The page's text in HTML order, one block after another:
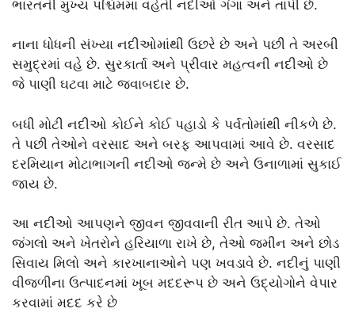
ભારતની મુખ્ય પશ્ચિમમાં વહેતી નદીઓ ગંગા અને તાપી છે.
નાના ધોધની સંખ્યા નદીઓમાંથી ઉછરે છે અને પછી તે અરબી
સમુદ્રમાં વહે છે. સુરકાર્તા અને પ્રીવાર મહત્વની નદીઓ છે
જે પાણી ઘટવા માટે જવાબદાર છે.
બધી મોટી નદીઓ કોઈને કોઈ પહાડો કે પર્વતોમાંથી નીકળે છે.
તે પછી તેઓને વરસાદ અને બરફ આપવામાં આવે છે. વરસાદ
દરમિયાન મોટાભાગની નદીઓ જન્મે છે અને ઉનાળામાં સુકાઈ
જાય છે.
આ નદીઓ આપણને જીવન જીવવાની રીત આપે છે. તેઓ
જંગલો અને ખેતરોને હરિયાળા રાખે છે, તેઓ જમીન અને છોડ
સિવાય મિલો અને કારખાનાઓને પણ ખવડાવે છે. નદીનું પાણી
વીજળીના ઉત્પાદનમાં ખૂબ મદદરૂપ છે અને ઉદ્યોગોને વેપાર
કરવામાં મદદ કરે છે